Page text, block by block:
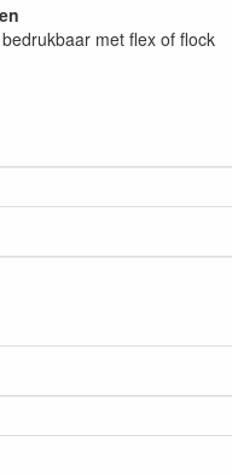
met flex of flock